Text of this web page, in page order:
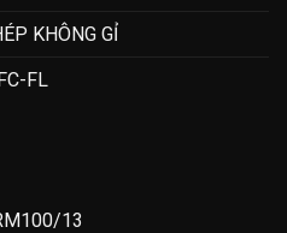
KHÔNG GỈ
FL
13